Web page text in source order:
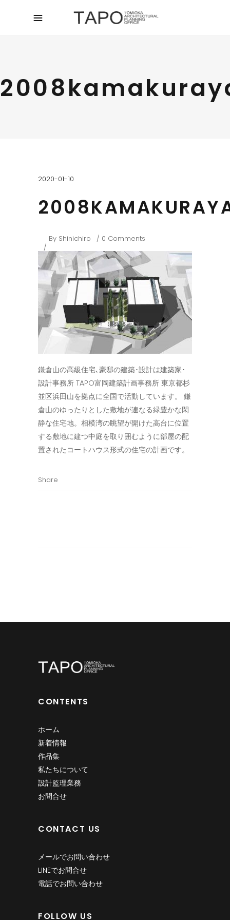
2020-01-10
By Shinichiro 0 Comments
鎌倉山の高級住宅､豪邸の建築･設計は建築家･
設計事務所 TAPO富岡建築計画事務所 東京都杉
並区浜田山を拠点に全国で活動しています。 鎌
倉山のゆったりとした敷地が連なる緑豊かな閑
静な住宅地。相模湾の眺望が開けた高台に位置
する敷地に建つ中庭を取り囲むように部屋の配
置されたコートハウス形式の住宅の計画です。
Share
CONTENTS
ホーム
新着情報
作品集
私たちについて
設計監理業務
お問合せ
CONTACT US
メールでお問い合わせ
LINEでお問合せ
電話でお問い合わせ
FOLLOW US